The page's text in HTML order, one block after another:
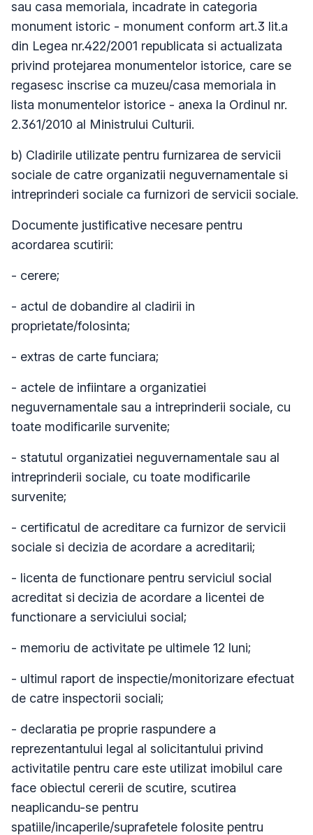
sau casa memoriala, incadrate in categoria
monument istoric - monument conform art.3 lit.a
din Legea nr.422/2001 republicata si actualizata
privind protejarea monumentelor istorice, care se
regasesc inscrise ca muzeu/casa memoriala in
lista monumentelor istorice - anexa la Ordinul nr.
2.361/2010 al Ministrului Culturii.
b) Cladirile utilizate pentru furnizarea de servicii
sociale de catre organizatii neguvernamentale si
intreprinderi sociale ca furnizori de servicii sociale.
Documente justificative necesare pentru
acordarea scutirii:
- cerere;
- actul de dobandire al cladirii in
proprietate/folosinta;
- extras de carte funciara;
- actele de infiintare a organizatiei
neguvernamentale sau a intreprinderii sociale, cu
toate modificarile survenite;
- statutul organizatiei neguvernamentale sau al
intreprinderii sociale, cu toate modificarile
survenite;
- certificatul de acreditare ca furnizor de servicii
sociale si decizia de acordare a acreditarii;
- licenta de functionare pentru serviciul social
acreditat si decizia de acordare a licentei de
functionare a serviciului social;
- memoriu de activitate pe ultimele 12 luni;
- ultimul raport de inspectie/monitorizare efectuat
de catre inspectorii sociali;
- declaratia pe proprie raspundere a
reprezentantului legal al solicitantului privind
activitatile pentru care este utilizat imobilul care
face obiectul cererii de scutire, scutirea
neaplicandu-se pentru
spatiile/incaperile/suprafetele folosite pentru